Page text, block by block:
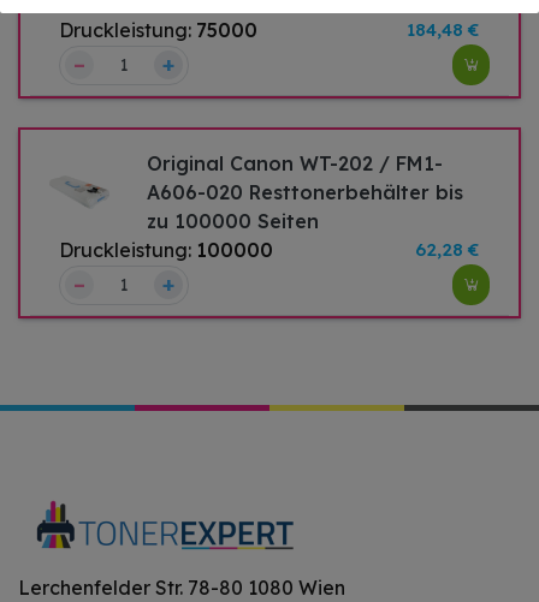
Druckleistung: 75000 184,48 €
– +
Original Canon WT-202 / FM1-
A606-020 Resttonerbehälter bis
zu 100000 Seiten
Druckleistung: 100000 62,28 €
– +
Lerchenfelder Str. 78-80 1080 Wien